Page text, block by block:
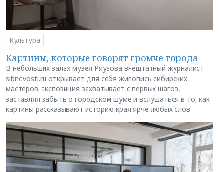
Культура
Картины, которые говорят громче города
В небольших залах музея Ряузова внештатный журналист
sibnovosti.ru открывает для себя живопись сибирских
мастеров: экспозиция захватывает с первых шагов,
заставляя забыть о городском шуме и вслушаться в то, как
картины рассказывают историю края ярче любых слов